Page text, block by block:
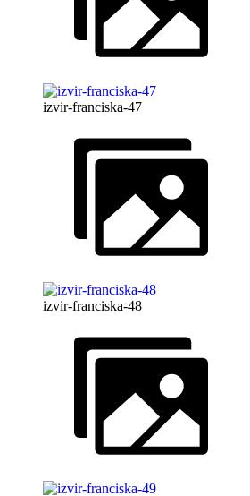
izvir-franciska-47
izvir-franciska-48